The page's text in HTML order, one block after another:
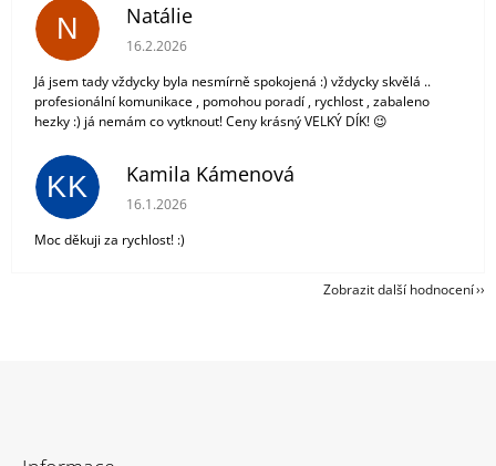
N Natálie
Hodnocení obchodu je 5 z 5 hvězdiček.
16.2.2026
Já jsem tady vždycky byla nesmírně spokojená :) vždycky skvělá ..
profesionální komunikace , pomohou poradí , rychlost , zabaleno
hezky :) já nemám co vytknout! Ceny krásný VELKÝ DÍK! 😉
KK Kamila Kámenová
Hodnocení obchodu je 5 z 5 hvězdiček.
16.1.2026
Moc děkuji za rychlost! :)
Zobrazit další hodnocení